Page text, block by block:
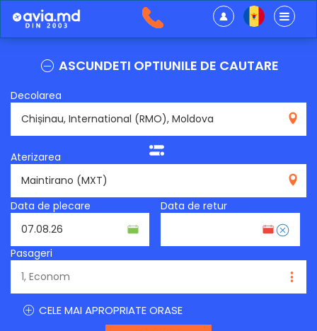
ASCUNDETI OPTIUNILE DE CAUTARE
Decolarea
Aterizarea
Data de plecare
Data de retur
Pasageri
CELE MAI APROPRIATE ORASE